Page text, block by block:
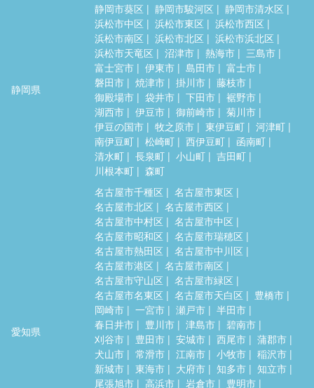
静岡県
静岡市葵区 静岡市駿河区
静岡市清水区
浜松市中区
浜松市東区
浜松市西区
浜松市南区
浜松市北区
浜松市浜北区
浜松市天竜区
沼津市 熱海市
三島市
富士宮市
伊東市 島田市
富士市
磐田市
焼津市 掛川市
藤枝市
御殿場市
袋井市 下田市
裾野市
湖西市
伊豆市 御前崎市
菊川市
伊豆の国市
牧之原市 東伊豆町
河津町
南伊豆町
松崎町 西伊豆町
函南町
清水町
長泉町 小山町
吉田町
川根本町
森町
愛知県
名古屋市千種区
名古屋市東区
名古屋市北区
名古屋市西区
名古屋市中村区
名古屋市中区
名古屋市昭和区
名古屋市瑞穂区
名古屋市熱田区
名古屋市中川区
名古屋市港区
名古屋市南区
名古屋市守山区
名古屋市緑区
名古屋市名東区
名古屋市天白区
豊橋市
岡崎市
一宮市 瀬戸市
半田市
春日井市
豊川市 津島市
碧南市
刈谷市
豊田市 安城市 西尾市
蒲郡市
犬山市
常滑市 江南市 小牧市
稲沢市
新城市
東海市 大府市 知多市
知立市
尾張旭市
高浜市 岩倉市
豊明市